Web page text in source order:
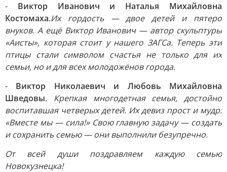
- Виктор Иванович и Наталья Михайловна
Костомаха.Их гордость — двое детей и пятеро
внуков. А ещё Виктор Иванович — автор скульптуры
«Аисты», которая стоит у нашего ЗАГСа. Теперь эти
птицы стали символом счастья не только для их
семьи, но и для всех молодожёнов города.
- Виктор Николаевич и Любовь Михайловна
Шведовы. Крепкая многодетная семья, достойно
воспитавшая четверых детей. Их девиз прост и мудр:
«Вместе мы — сила!» Свою главную задачу — создать
и сохранить семью — они выполнили безупречно.
От всей души поздравляем каждую семью
Новокузнецка!